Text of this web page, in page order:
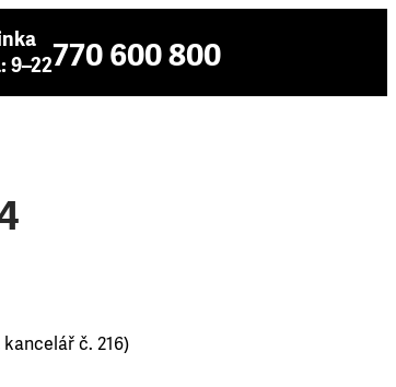
9–22770 600 800
č. 216)